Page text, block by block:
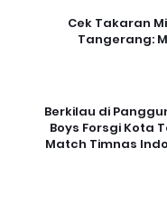
Cek Takaran
Tangerang:
Berkilau di
Boys Forsgi Kota
Match Timnas